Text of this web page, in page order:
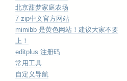
北京甜梦家庭农场
7-zip中文官方网站
mimibb 是黄色网站！建议大家不要
上！
editplus 注册码
常用工具
自定义导航